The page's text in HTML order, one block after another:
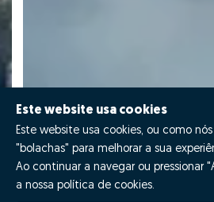
Este website usa cookies
Este website usa cookies, ou como
"bolachas" para melhorar a sua
Ao continuar a navegar ou pressionar
a nossa política de cookies.